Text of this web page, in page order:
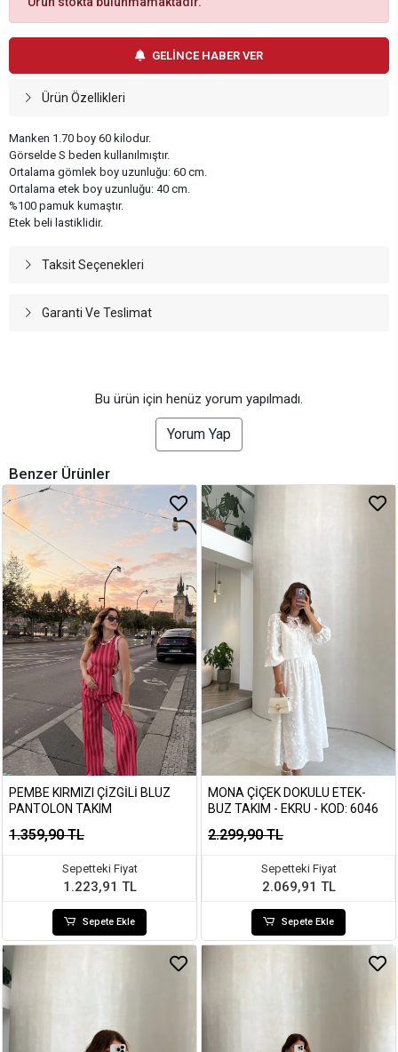
GELİNCE HABER VER
Ürün Özellikleri
Manken 1.70 boy 60 kilodur.
Görselde S beden kullanılmıştır.
Ortalama gömlek boy uzunluğu: 60 cm.
Ortalama etek boy uzunluğu: 40 cm.
%100 pamuk kumaştır.
Etek beli lastiklidir.
Taksit Seçenekleri
Garanti Ve Teslimat
Bu ürün için henüz yorum yapılmadı.
Yorum Yap
Benzer Ürünler
PEMBE KIRMIZI ÇIZGILI BLUZ
PANTOLON TAKIM
1.359,90 TL
Sepetteki Fiyat
1.223,91 TL
Sepete Ekle
MONA ÇIÇEK DOKULU ETEK-
BUZ TAKIM - EKRU - KOD: 6046
2.299,90 TL
Sepetteki Fiyat
2.069,91 TL
Sepete Ekle